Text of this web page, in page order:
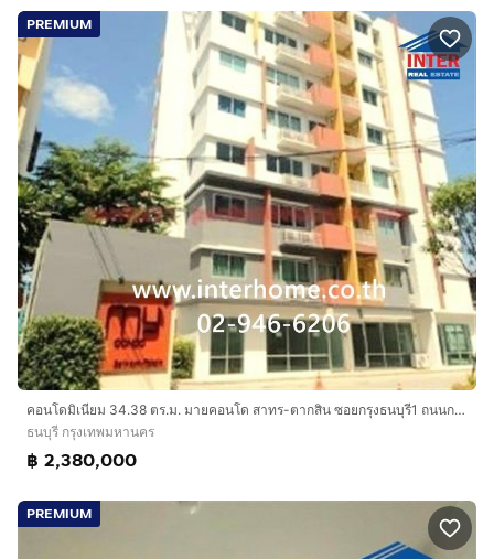
PREMIUM
คอนโดมิเนียม 34.38 ตร.ม. มายคอนโด สาทร-ตากสิน ซอยกรุงธนบุรี1 ถนนกรุงธนบุรี ถนนสมเด็จพระเจ้าตากสิน เขตธนบุรี กรุงเทพมหานคร
ธนบุรี กรุงเทพมหานคร
฿ 2,380,000
PREMIUM